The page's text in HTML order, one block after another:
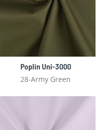
Poplin Uni-3000
28-Army Green